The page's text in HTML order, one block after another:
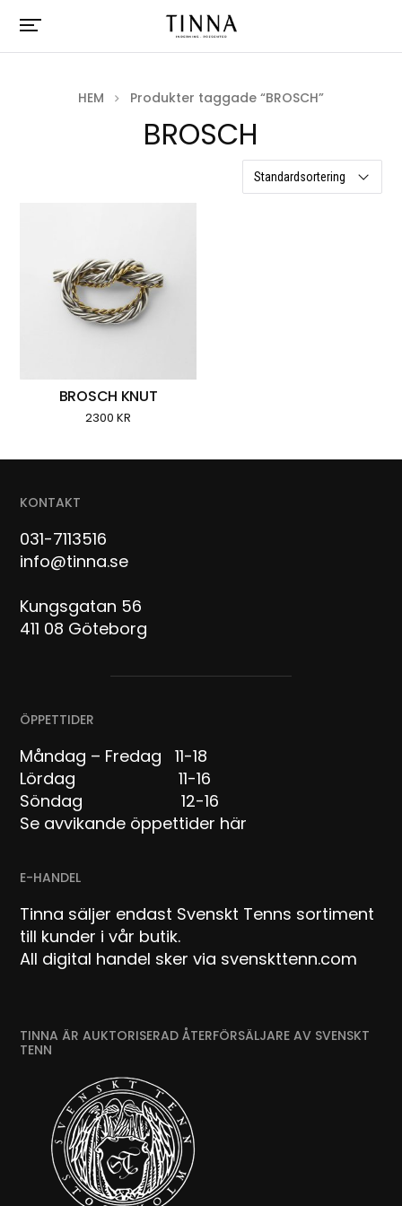
HEM Produkter taggade “BROSCH”
BROSCH
BROSCH KNUT
2300KR
KONTAKT
031-7113516
info@tinna.se
Kungsgatan 56
411 08 Göteborg
ÖPPETTIDER
Måndag – Fredag 11-18
Lördag 11-16
Söndag 12-16
Se avvikande öppettider här
E-HANDEL
Tinna säljer endast Svenskt Tenns sortiment
till kunder i vår butik.
All digital handel sker via svenskttenn.com
TINNA ÄR AUKTORISERAD ÅTERFÖRSÄLJARE AV SVENSKT
TENN